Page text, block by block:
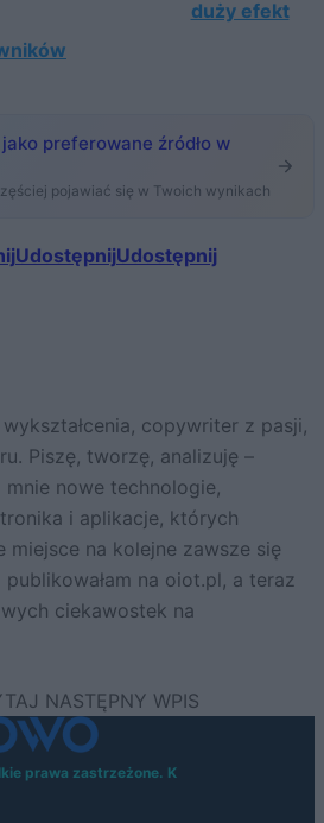
duży efekt
jako preferowane źródło w
pojawiać się w Twoich wynikach
UdostępnijUdostępnij
copywriter z pasji,
Piszę, tworzę, analizuję –
nowe technologie,
i aplikacje, których
miejsce na kolejne zawsze się
na oiot.pl, a teraz
ciekawostek na
prawa zastrzeżone. K